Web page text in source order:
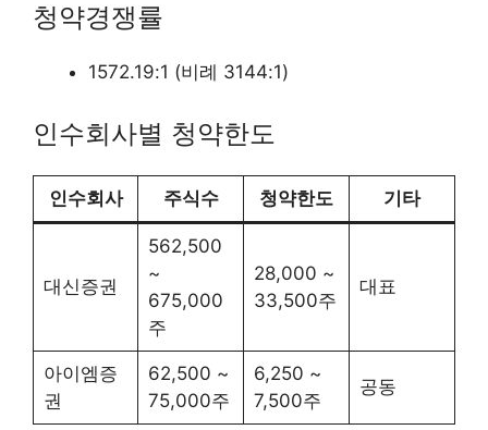
청약경쟁률
1572.19:1 (비례 3144:1)
인수회사별 청약한도
인수회사 주식수 청약한도 기타
대신증권
562,500
~
675,000
주
28,000 ~
33,500주
대표
아이엠증
권
62,500 ~
75,000주
6,250 ~
7,500주
공동